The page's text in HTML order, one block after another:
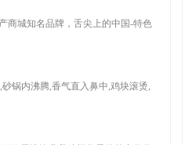
商城知名品牌，舌尖上的中国-特色
锅内沸腾,香气直入鼻中,鸡块滚烫,